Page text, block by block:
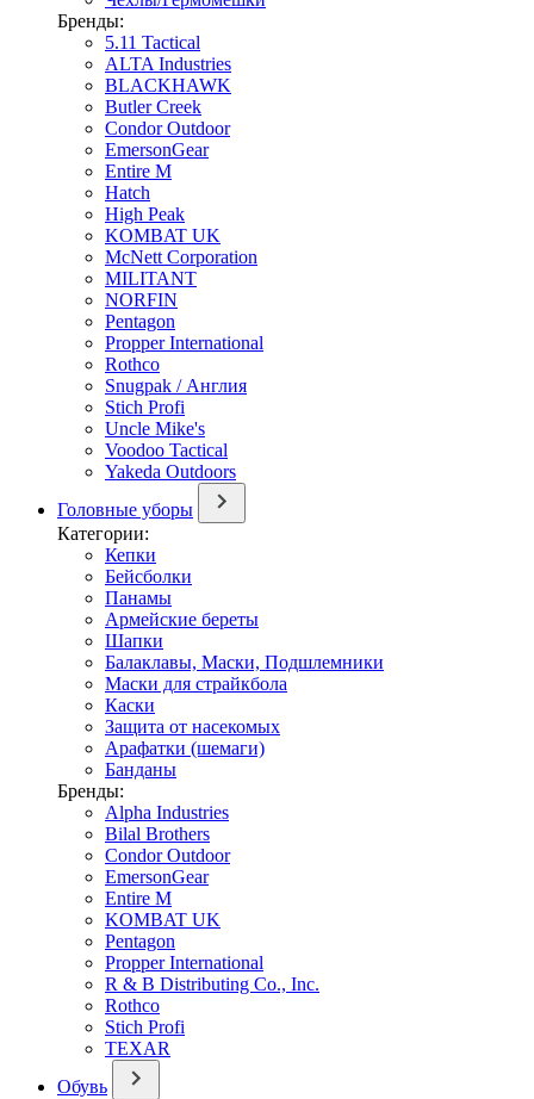
Бренды:
5.11 Tactical
ALTA Industries
BLACKHAWK
Butler Creek
Condor Outdoor
EmersonGear
Entire M
Hatch
High Peak
KOMBAT UK
McNett Corporation
MILITANT
NORFIN
Pentagon
Propper International
Rothco
Snugpak / Англия
Stich Profi
Uncle Mike's
Voodoo Tactical
Yakeda Outdoors
Головные уборы
Категории:
Кепки
Бейсболки
Панамы
Армейские береты
Шапки
Балаклавы, Маски, Подшлемники
Маски для страйкбола
Каски
Защита от насекомых
Арафатки (шемаги)
Банданы
Бренды:
Alpha Industries
Bilal Brothers
Condor Outdoor
EmersonGear
Entire M
KOMBAT UK
Pentagon
Propper International
R & B Distributing Co., Inc.
Rothco
Stich Profi
TEXAR
Обувь